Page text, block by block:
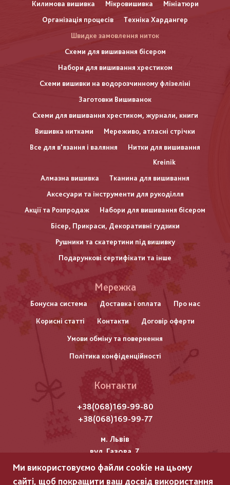
Килимова вишивка
Мікровишивка
Мініатюри
Організація процесів
Техніка Хардангер
Швидке замовлення ниток
Схеми для вишивання бісером
Набори для вишивання хрестиком
Схеми вишивки на водорозчинному флізеліні
Заготовки Вишиванок
Схеми для вишивання хрестиком, журнали, книги
Вишивка нитками
Мереживо, атласні стрічки
Все для в'язання і валяння
Нитки для вишивання
Kreinik
Алмазна вишивка
Тканина для вишивання
Аксесуари та інструменти для рукоділля
Акції та Розпродаж
Набори для вишивання бісером
Бісер, Прикраси, Декоративні гудзики
Рушники та скатертини під вишивку
Подарункові сертифікати та інше
нижнього
колонтитулу
Мережка
Бонусна система Доставка і оплата Про нас
Корисні статті Контакти Договір оферти
Умови обміну та повернення
Політика конфіденційності
Контакти
+38(068)169-99-80
+38(068)169-99-77
м. Львів
вул. Газова, 7
Всі права захищені "Мережка"
Ми використовуємо файли cookie на цьому
сайті, щоб покращити ваш досвід використання